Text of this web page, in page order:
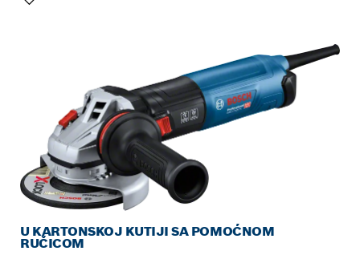
U KARTONSKOJ KUTIJI SA POMOĆNOM
RUČICOM